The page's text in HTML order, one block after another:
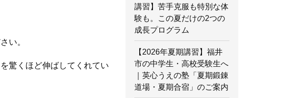
い。
驚くほど伸ばしてくれてい
講習】苦手克服も特別な体
験も。この夏だけの2つの
成長プログラム
【2026年夏期講習】福井
市の中学生・高校受験生へ
｜英心うえの塾「夏期鍛錬
道場・夏期合宿」のご案内